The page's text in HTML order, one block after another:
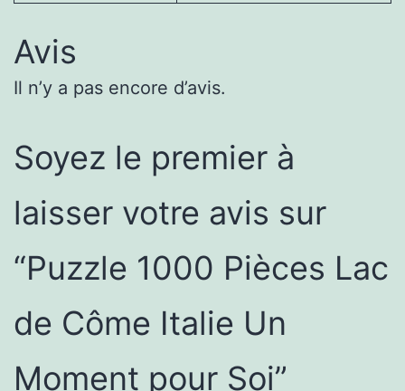
Avis
Il n’y a pas encore d’avis.
Soyez le premier à
laisser votre avis sur
“Puzzle 1000 Pièces Lac
de Côme Italie Un
Moment pour Soi”